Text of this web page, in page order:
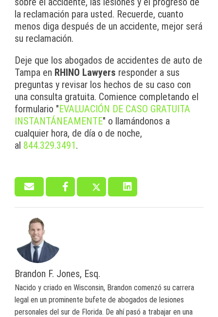
la reclamación para usted. Recuerde, cuanto
menos diga después de un accidente, mejor será
su reclamación.
Deje que los abogados de accidentes de auto de
Tampa en RHINO Lawyers responder a sus
preguntas y revisar los hechos de su caso con
una consulta gratuita. Comience completando el
formulario "EVALUACIÓN DE CASO GRATUITA
INSTANTÁNEAMENTE" o llamándonos a
cualquier hora, de día o de noche,
al 844.329.3491.
Brandon F. Jones, Esq.
Nacido y criado en Wisconsin, Brandon comenzó su carrera
legal en un prominente bufete de abogados de lesiones
personales del sur de Florida. De ahí pasó a trabajar en una